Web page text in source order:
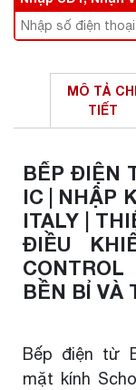
MÔ TẢ CHI
TIẾT
BẾP ĐIỆN
IC | NHẬP
ITALY |
ĐIỀU
BỀN BỈ VÀ
Bếp điện từ
mặt kính